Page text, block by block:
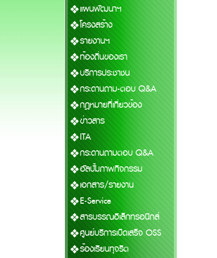
แผนพัฒนาฯ
โครงสร้าง
รายงานฯ
ท้องถิ่นของเรา
บริการประชาชน
กระดานถาม-ตอบ Q&A
กฎหมายที่เกี่ยวข้อง
ข่าวสาร
ITA
กระดานถามตอบ Q&A
อัลบั้มภาพกิจกรรม
เอกสาร/รายงาน
E-Service
สารบรรณอิเล็กทรอนิกส์
ศูนย์บริการเบ็ดเสร็จ OSS
ร้องเรียนทุจริต